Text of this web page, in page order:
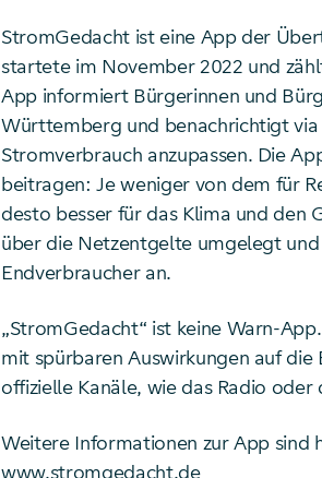
StromGedacht ist eine App der
startete im November 2022 und
App informiert Bürgerinnen und
Württemberg und benachrichtigt
Stromverbrauch anzupassen. Die
beitragen: Je weniger von dem für
desto besser für das Klima und den
über die Netzentgelte umgelegt
Endverbraucher an.
„StromGedacht“ ist keine Warn-
mit spürbaren Auswirkungen auf
offizielle Kanäle, wie das Radio oder
Weitere Informationen zur App sind
www.stromgedacht.de